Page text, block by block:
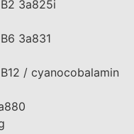
3a825i
3a831
/ cyanocobalamin